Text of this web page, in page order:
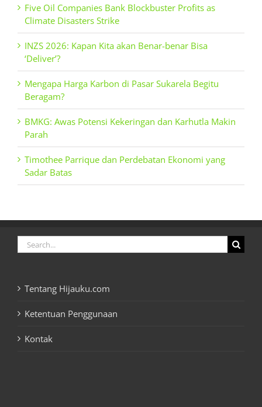
Five Oil Companies Bank Blockbuster Profits as
Climate Disasters Strike
INZS 2026: Kapan Kita akan Benar-benar Bisa
‘Deliver’?
Mengapa Harga Karbon di Pasar Sukarela Begitu
Beragam?
BMKG: Awas Potensi Kekeringan dan Karhutla Makin
Parah
Timothee Parrique dan Perdebatan Ekonomi yang
Sadar Batas
Search
for:
Tentang Hijauku.com
Ketentuan Penggunaan
Kontak